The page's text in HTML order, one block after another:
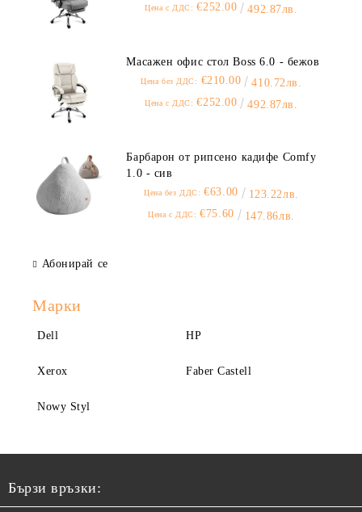
Цена с ДДС: €252.00 492.87лв.
Масажен офис стол Boss 6.0 - бежов
Цена без ДДС: €210.00 410.72лв.
Цена с ДДС: €252.00 492.87лв.
Барбарон от рипсено кадифе Comfy
1.0 - сив
Цена без ДДС: €63.00 123.22лв.
Цена с ДДС: €75.60 147.86лв.
Абонирай се
Марки
Dell HP
Xerox Faber Castell
Nowy Styl
Бързи връзки: